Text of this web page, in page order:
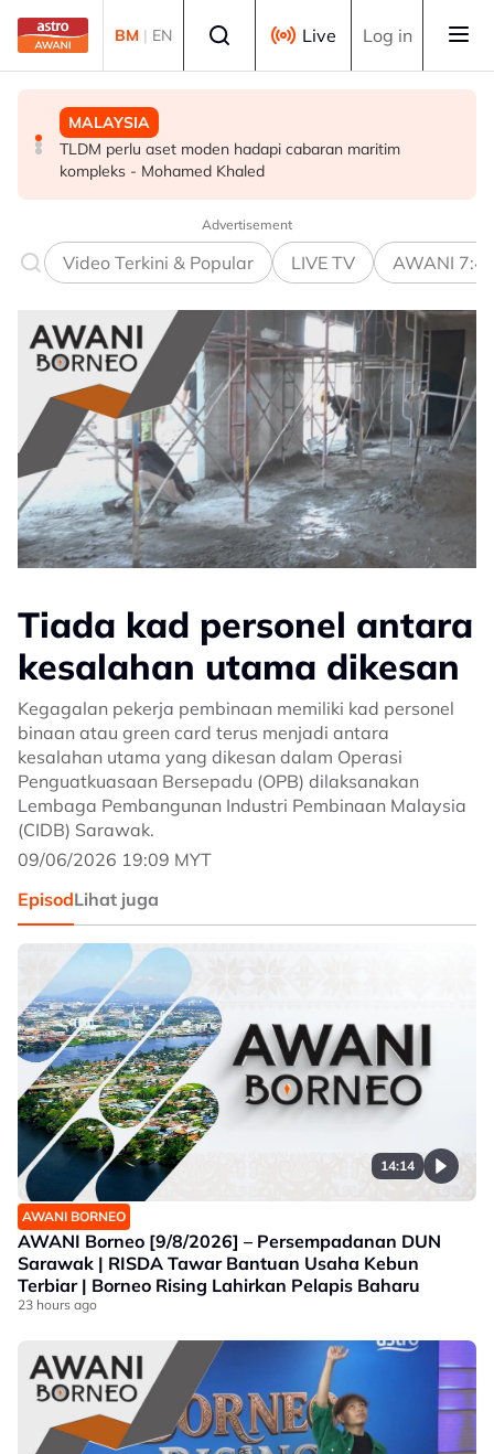
Skip to main content
BM | EN Live Log in
DUNIA
Pertikaian kewangan punca bekas ahli parlimen
Thailand tembak mati pegawai kanan kerajaan
MALAYSIA
TLDM perlu aset moden hadapi cabaran maritim
kompleks - Mohamed Khaled
MALAYSIA
Zulkifli bentang penerangan RCI Tabung Haji di Dewan
Rakyat esok
Advertisement
Video Terkini & Popular LIVE TV AWANI
Tiada kad personel antara
kesalahan utama dikesan
Kegagalan pekerja pembinaan memiliki kad personel
binaan atau green card terus menjadi antara
kesalahan utama yang dikesan dalam Operasi
Penguatkuasaan Bersepadu (OPB) dilaksanakan
Lembaga Pembangunan Industri Pembinaan Malaysia
(CIDB) Sarawak.
09/06/2026 19:09 MYT
EpisodLihat juga
14:14
AWANI BORNEO
AWANI Borneo [9/8/2026] – Persempadanan DUN
Sarawak | RISDA Tawar Bantuan Usaha Kebun
Terbiar | Borneo Rising Lahirkan Pelapis Baharu
23 hours ago